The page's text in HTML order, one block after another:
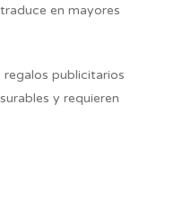
en mayores
regalos publicitarios
y requieren